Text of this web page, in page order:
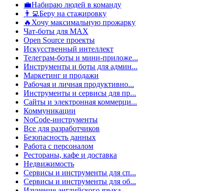
💼Набираю людей в команду
👨‍💻Беру на стажировку
🔥Хочу максимальную прожарку
Чат-боты для MAX
Open Source проекты
Искусственный интеллект
Телеграм-боты и мини-приложе...
Инструменты и боты для админ...
Маркетинг и продажи
Рабочая и личная продуктивно...
Инструменты и сервисы для пр...
Сайты и электронная коммерци...
Коммуникации
NoCode-инструменты
Все для разработчиков
Безопасность данных
Работа с персоналом
Рестораны, кафе и доставка
Недвижимость
Сервисы и инструменты для сп...
Сервисы и инструменты для об...